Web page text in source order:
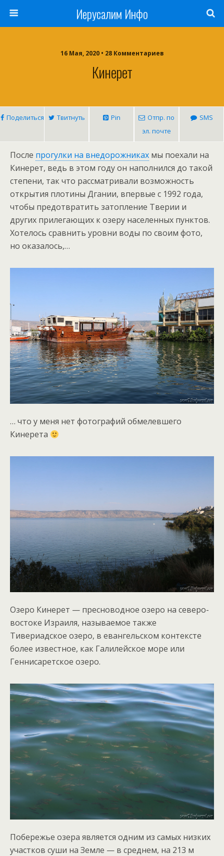
Иерусалим Инфо
16 Мая, 2020 • 28 Комментариев
Кинерет
Поделиться Твитнуть Pin
Отпр. по
эл. почте
SMS
После прогулки на внедорожниках мы поехали на
Кинерет, ведь в этом году он наполнился до такой
степени, так что рассматривали возможность
открытия плотины Дгании, впервые с 1992 года,
чтобы предотвратить затопление Тверии и
других прилегающих к озеру населенных пунктов.
Хотелось сравнить уровни воды по своим фото,
но оказалось,…
… что у меня нет фотографий обмелевшего
Кинерета
Озеро Кинерет — пресноводное озеро на северо-
востоке Израиля, называемое также
Тивериадское озеро, в евангельском контексте
более известное, как Галилейское море или
Геннисаретское озеро.
Побережье озера является одним из самых низких
участков суши на Земле — в среднем, на 213 м